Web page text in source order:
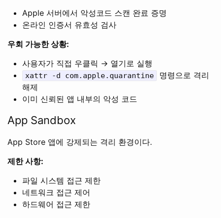
Apple 서버에서 악성코드 스캔 완료 증명
온라인 인증서 유효성 검사
우회 가능한 상황:
사용자가 직접 우클릭 → 열기로 실행
xattr -d com.apple.quarantine
명령으로 격리
해제
이미 신뢰된 앱 내부의 악성 코드
App Sandbox
App Store 앱에 강제되는 격리 환경이다.
제한 사항:
파일 시스템 접근 제한
네트워크 접근 제어
하드웨어 접근 제한